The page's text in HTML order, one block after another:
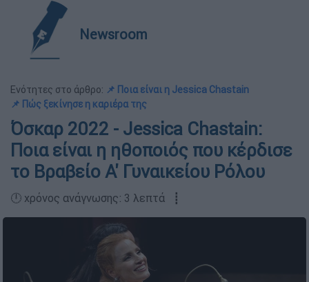
Newsroom
Ενότητες στο άρθρο: 📌 Ποια είναι η Jessica Chastain
📌 Πώς ξεκίνησε η καριέρα της
Όσκαρ 2022 - Jessica Chastain:
Ποια είναι η ηθοποιός που κέρδισε
το Βραβείο Α' Γυναικείου Ρόλου
🕛 χρόνος ανάγνωσης: 3 λεπτά ┋